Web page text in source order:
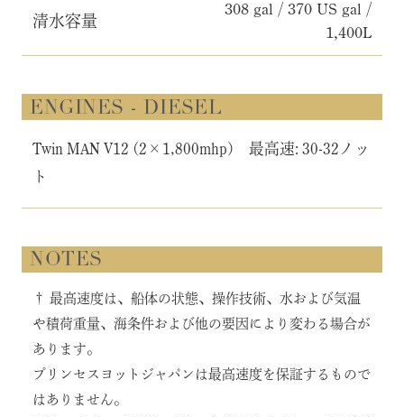
清水容量
308 gal / 370 US gal /
1,400L
ENGINES - DIESEL
Twin MAN V12 (2×1,800mhp) 最高速: 30-32ノッ
ト
NOTES
† 最高速度は、船体の状態、操作技術、水および気温
や積荷重量、海条件および他の要因により変わる場合が
あります。
プリンセスヨットジャパンは最高速度を保証するもので
はありません。